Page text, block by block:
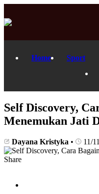
Home Sport
Self Discovery,
Menemukan Jati
Dayana Kristyka • 11/
Share